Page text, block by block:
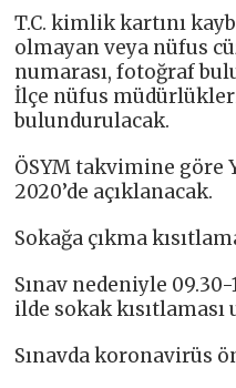
T.C. kimlik kartını
olmayan veya nüfus
numarası, fotoğraf
İlçe nüfus
bulundurulacak.
ÖSYM takvimine göre
2020’de açıklanacak.
Sokağa çıkma
Sınav nedeniyle
ilde sokak kısıtlaması
Sınavda koronavirüs